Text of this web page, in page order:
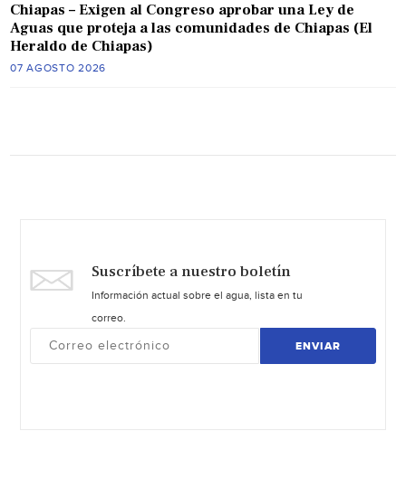
Chiapas – Exigen al Congreso aprobar una Ley de
Aguas que proteja a las comunidades de Chiapas (El
Heraldo de Chiapas)
07 AGOSTO 2026
Suscríbete a nuestro boletín
Información actual sobre el agua, lista en tu
correo.
ENVIAR